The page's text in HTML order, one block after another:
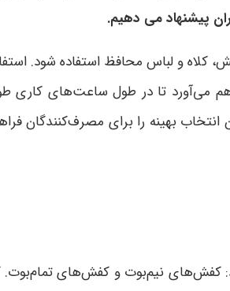
پیشنهاد می دهیم.
و لباس محافظ استفاده شود.
می‌آورد تا در طول ساعت‌های کاری
بهینه را برای مصرف‌کنندگان
کفش‌های نیم‌بوت و کفش‌های